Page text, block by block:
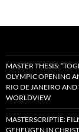
MASTER THESIS:
OLYMPIC OPENING
RIO DE JANEIRO
WORLDVIEW
MASTERSCRIPTIE:
GEHEUGEN IN